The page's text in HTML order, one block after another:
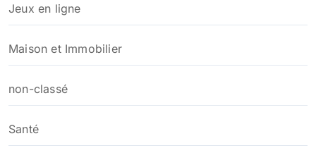
Jeux en ligne
Maison et Immobilier
non-classé
Santé